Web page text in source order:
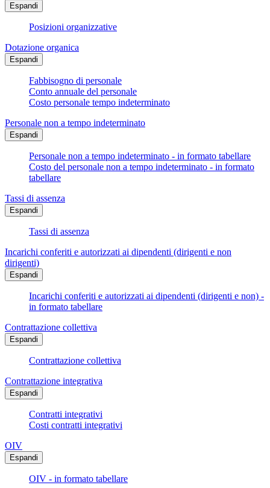
Espandi
Posizioni organizzative
Dotazione organica
Espandi
Fabbisogno di personale
Conto annuale del personale
Costo personale tempo indeterminato
Personale non a tempo indeterminato
Espandi
Personale non a tempo indeterminato - in formato tabellare
Costo del personale non a tempo indeterminato - in formato
tabellare
Tassi di assenza
Espandi
Tassi di assenza
Incarichi conferiti e autorizzati ai dipendenti (dirigenti e non
dirigenti)
Espandi
Incarichi conferiti e autorizzati ai dipendenti (dirigenti e non) -
in formato tabellare
Contrattazione collettiva
Espandi
Contrattazione collettiva
Contrattazione integrativa
Espandi
Contratti integrativi
Costi contratti integrativi
OIV
Espandi
OIV - in formato tabellare